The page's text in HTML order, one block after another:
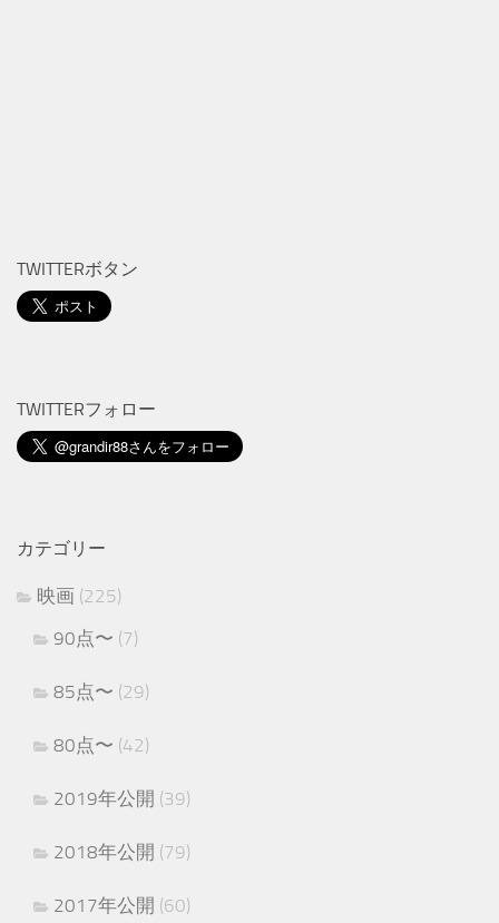
TWITTERボタン
TWITTERフォロー
カテゴリー
映画 (225)
90点〜 (7)
85点〜 (29)
80点〜 (42)
2019年公開 (39)
2018年公開 (79)
2017年公開 (60)